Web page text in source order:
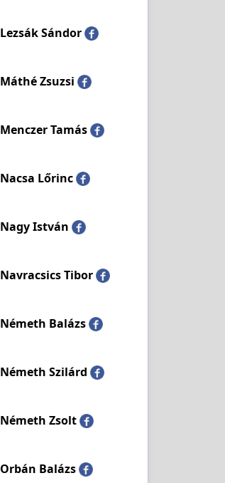
Lezsák Sándor
Máthé Zsuzsi
Menczer Tamás
Nacsa Lőrinc
Nagy István
Navracsics Tibor
Németh Balázs
Németh Szilárd
Németh Zsolt
Orbán Balázs